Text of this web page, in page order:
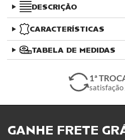
DESCRIÇÃO
CARACTERÍSTICAS
TABELA DE MEDIDAS
1ª
satisfação
GANHE FRETE